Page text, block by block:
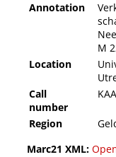
Annotation
M
Location
Call
number
Region
Marc21 XML: